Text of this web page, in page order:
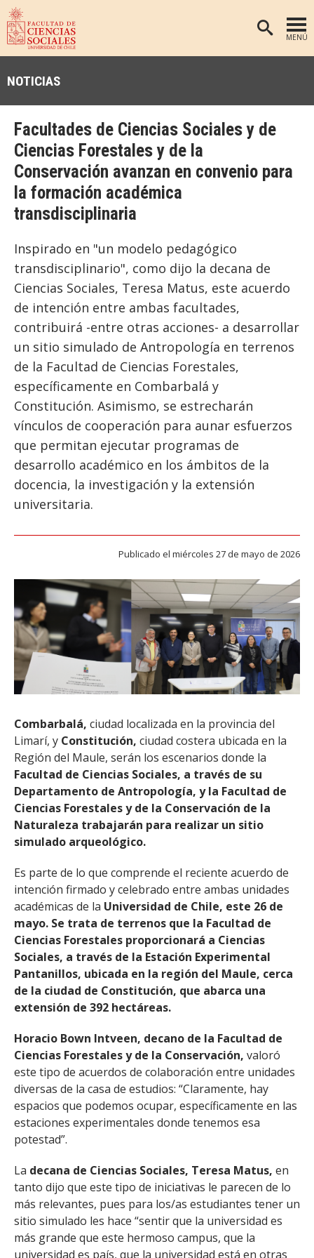
MENÚ
DEPARTAMENTOS
ANTROPOLOGÍA
EDUCACIÓN
PSICOLOGÍA
SOCIOLOGÍA
TRABAJO SOCIAL
PREGRADO
POSTGRADO
INVESTIGACIÓN
PUBLICACIONES
EXTENSIÓN
BIBLIOTECA
ADMISIÓN
ESTUDIANTES
ACADÉMICOS
FUNCIONARIOS
NOTICIAS
Facultades de Ciencias Sociales y de
Ciencias Forestales y de la
Conservación avanzan en convenio para
la formación académica
transdisciplinaria
Inspirado en "un modelo pedagógico
transdisciplinario", como dijo la decana de
Ciencias Sociales, Teresa Matus, este acuerdo
de intención entre ambas facultades,
contribuirá -entre otras acciones- a desarrollar
un sitio simulado de Antropología en terrenos
de la Facultad de Ciencias Forestales,
específicamente en Combarbalá y
Constitución. Asimismo, se estrecharán
vínculos de cooperación para aunar esfuerzos
que permitan ejecutar programas de
desarrollo académico en los ámbitos de la
docencia, la investigación y la extensión
universitaria.
Publicado el miércoles 27 de mayo de 2026
Combarbalá, ciudad localizada en la provincia del
Limarí, y Constitución, ciudad costera ubicada en la
Región del Maule, serán los escenarios donde la
Facultad de Ciencias Sociales, a través de su
Departamento de Antropología, y la Facultad de
Ciencias Forestales y de la Conservación de la
Naturaleza trabajarán para realizar un sitio
simulado arqueológico.
Es parte de lo que comprende el reciente acuerdo de
intención firmado y celebrado entre ambas unidades
académicas de la Universidad de Chile, este 26 de
mayo. Se trata de terrenos que la Facultad de
Ciencias Forestales proporcionará a Ciencias
Sociales, a través de la Estación Experimental
Pantanillos, ubicada en la región del Maule, cerca
de la ciudad de Constitución, que abarca una
extensión de 392 hectáreas.
Horacio Bown Intveen, decano de la Facultad de
Ciencias Forestales y de la Conservación, valoró
este tipo de acuerdos de colaboración entre unidades
diversas de la casa de estudios: “Claramente, hay
espacios que podemos ocupar, específicamente en las
estaciones experimentales donde tenemos esa
potestad”.
La decana de Ciencias Sociales, Teresa Matus, en
tanto dijo que este tipo de iniciativas le parecen de lo
más relevantes, pues para los/as estudiantes tener un
sitio simulado les hace “sentir que la universidad es
más grande que este hermoso campus, que la
universidad es país, que la universidad está en otras